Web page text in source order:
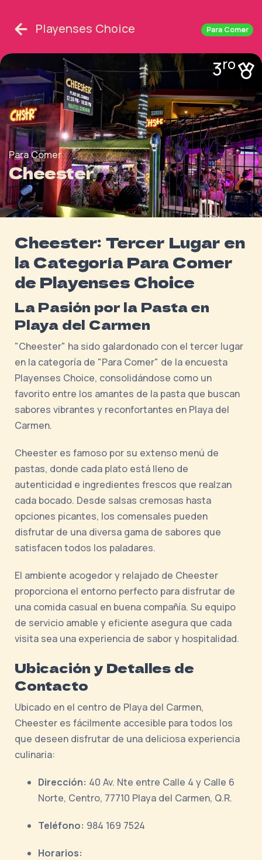
Playenses Choice Para Comer
3ro
Para Comer
Cheester
Cheester: Tercer Lugar en
la Categoría Para Comer
de Playenses Choice
La Pasión por la Pasta en
Playa del Carmen
"Cheester" ha sido galardonado con el tercer lugar
en la categoría de "Para Comer" de la encuesta
Playenses Choice, consolidándose como un
favorito entre los amantes de la pasta que buscan
sabores vibrantes y reconfortantes en Playa del
Carmen.
Cheester es famoso por su extenso menú de
pastas, donde cada plato está lleno de
autenticidad e ingredientes frescos que realzan
cada bocado. Desde salsas cremosas hasta
opciones picantes, los comensales pueden
disfrutar de una diversa gama de sabores que
satisfacen todos los paladares.
El ambiente acogedor y relajado de Cheester
proporciona el entorno perfecto para disfrutar de
una comida casual en buena compañía. Su equipo
de servicio amable y eficiente asegura que cada
visita sea una experiencia de sabor y hospitalidad.
Ubicación y Detalles de
Contacto
Ubicado en el centro de Playa del Carmen,
Cheester es fácilmente accesible para todos los
que deseen disfrutar de una deliciosa experiencia
culinaria:
Dirección: 40 Av. Nte entre Calle 4 y Calle 6
Norte, Centro, 77710 Playa del Carmen, Q.R.
Teléfono: 984 169 7524
Horarios: